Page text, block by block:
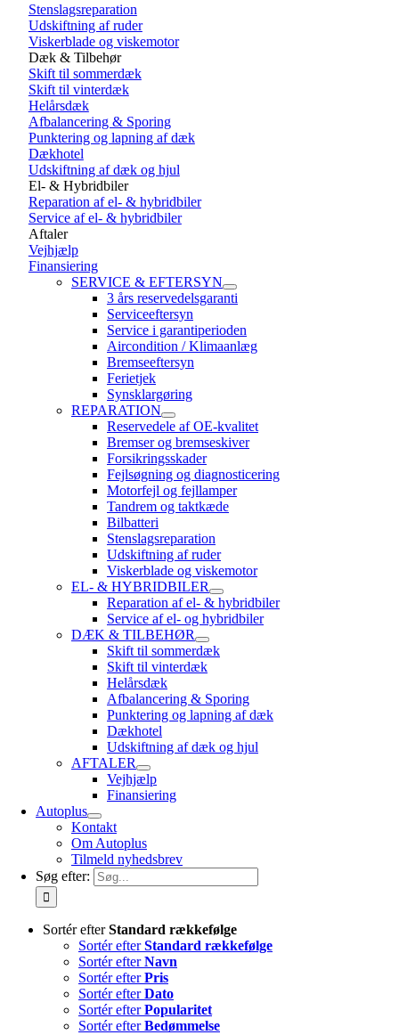
Stenslagsreparation
Udskiftning af ruder
Viskerblade og viskemotor
Dæk & Tilbehør
Skift til sommerdæk
Skift til vinterdæk
Helårsdæk
Afbalancering & Sporing
Punktering og lapning af dæk
Dækhotel
Udskiftning af dæk og hjul
El- & Hybridbiler
Reparation af el- & hybridbiler
Service af el- & hybridbiler
Aftaler
Vejhjælp
Finansiering
SERVICE & EFTERSYN
3 års reservedelsgaranti
Serviceeftersyn
Service i garantiperioden
Aircondition / Klimaanlæg
Bremseeftersyn
Ferietjek
Synsklargøring
REPARATION
Reservedele af OE-kvalitet
Bremser og bremseskiver
Forsikringsskader
Fejlsøgning og diagnosticering
Motorfejl og fejllamper
Tandrem og taktkæde
Bilbatteri
Stenslagsreparation
Udskiftning af ruder
Viskerblade og viskemotor
EL- & HYBRIDBILER
Reparation af el- & hybridbiler
Service af el- og hybridbiler
DÆK & TILBEHØR
Skift til sommerdæk
Skift til vinterdæk
Helårsdæk
Afbalancering & Sporing
Punktering og lapning af dæk
Dækhotel
Udskiftning af dæk og hjul
AFTALER
Vejhjælp
Finansiering
Autoplus
Kontakt
Om Autoplus
Tilmeld nyhedsbrev
Søg efter:
Sortér efterStandard rækkefølge
Sortér efterStandard rækkefølge
Sortér efterNavn
Sortér efterPris
Sortér efterDato
Sortér efterPopularitet
Sortér efterBedømmelse